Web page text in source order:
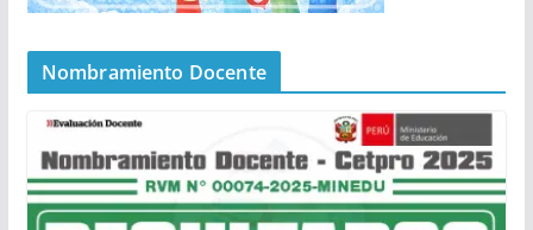
Nombramiento Docente